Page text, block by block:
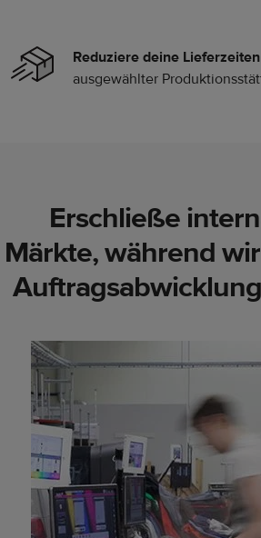
Reduziere deine Lieferzeiten
ausgewählter
Erschließe
Märkte, während